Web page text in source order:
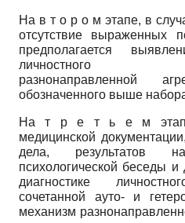
На в т о р о м этапе, в
отсутствие выраженных
предполагается
личностного
разнонаправленной
обозначенного выше
На т р е т ь е м
медицинской
дела, результатов
психологической беседы
диагностике
сочетанной ауто- и
механизм